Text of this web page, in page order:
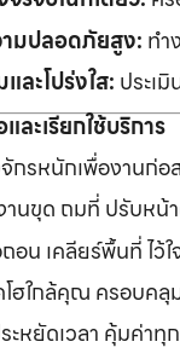
มปลอดภัยสูง: ทำ
ละโปร่งใส: ประเ
ะเรียกใช้บริการ
กรหนักเพื่องานก่อ
นขุด ถมที่ ปรับหน้
น เคลียร์พื้นที่ ไว้ใ
ฮใกล้คุณ ครอบค
ะหยัดเวลา คุ้มค่า